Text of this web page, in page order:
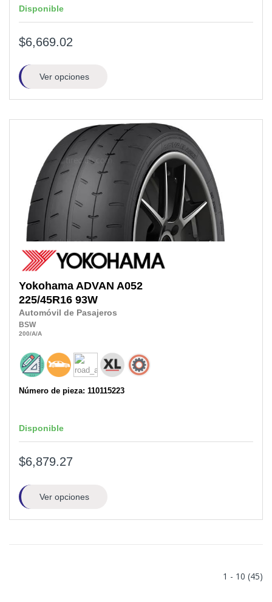
Disponible
$6,669.02
Ver opciones
Yokohama ADVAN A052
225/45R16 93W
Automóvil de Pasajeros
BSW
200/A/A
Número de pieza: 110115223
Disponible
$6,879.27
Ver opciones
1 - 10 (45)